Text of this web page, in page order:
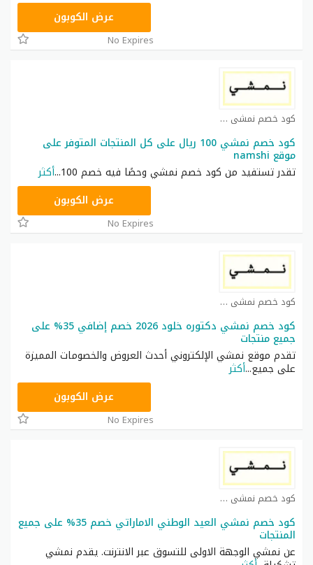
TRSS148عرض الكوبون
No Expires
كود خصم نمشي كوبون
كود خصم نمشي 100 ريال على كل المنتجات المتوفر على
موقع namshi
تقدر تستفيد من كود خصم نمشي وحصًا فيه خصم 100
...أكثر
TRSS148عرض الكوبون
No Expires
كود خصم نمشي كوبون
كود خصم نمشي دكتوره خلود 2026 خصم إضافي 35% على
جميع منتجات
تقدم موقع نمشي الإلكتروني أحدث العروض والخصومات المميزة
على جميع...أكثر
TRSS148عرض الكوبون
No Expires
كود خصم نمشي كوبون
كود خصم نمشي العيد الوطني الاماراتي خصم 35% على جميع
المنتجات
عن نمشي الوجهة الاولى للتسوق عبر الانترنت. يقدم نمشي